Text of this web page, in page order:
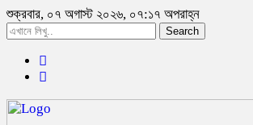
শুক্রবার, ০৭ অগাস্ট ২০২৬, ০৭:১৭ অপরাহ্ন
Search